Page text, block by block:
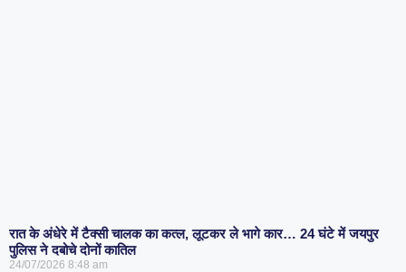
रात के अंधेरे में टैक्सी चालक का कत्ल, लूटकर ले भागे कार… 24 घंटे में जयपुर
पुलिस ने दबोचे दोनों कातिल
24/07/2026 8:48 am